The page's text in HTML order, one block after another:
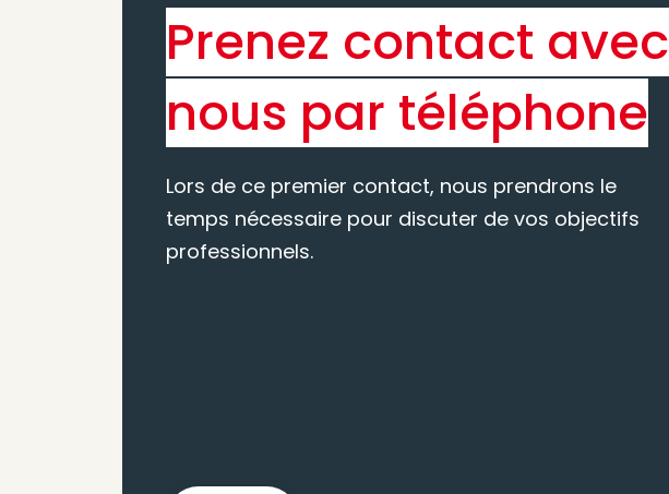
Prenez contact avec
nous par téléphone
Lors de ce premier contact, nous prendrons le
temps nécessaire pour discuter de vos objectifs
professionnels.